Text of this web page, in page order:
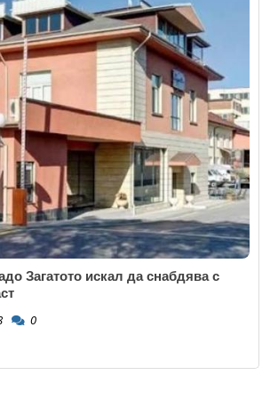
Загатото искал да снабдява с
0